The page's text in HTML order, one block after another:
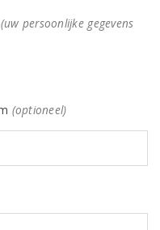
(uw persoonlijke gegevens
(optioneel)